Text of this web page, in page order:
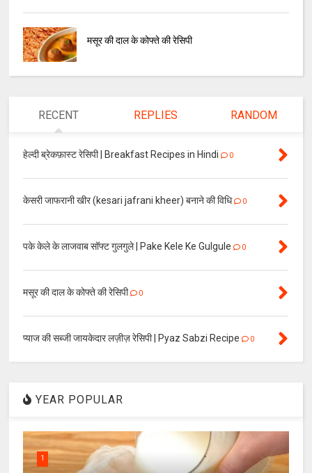
मसूर की दाल के कोफ्ते की रेसिपी
RECENT REPLIES RANDOM
हेल्दी ब्रेकफ़ास्ट रेसिपी | Breakfast Recipes in Hindi 0
केसरी जाफरानी खीर (kesari jafrani kheer) बनाने की विधि 0
पके केले के लाजवाब सॉफ्ट गुलगुले | Pake Kele Ke Gulgule 0
मसूर की दाल के कोफ्ते की रेसिपी 0
प्याज की सब्जी जायकेदार लज़ीज़ रेसिपी | Pyaz Sabzi Recipe 0
YEAR POPULAR
1